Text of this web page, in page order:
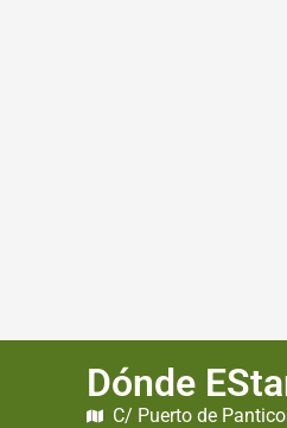
Dónde
C/ Puerto de